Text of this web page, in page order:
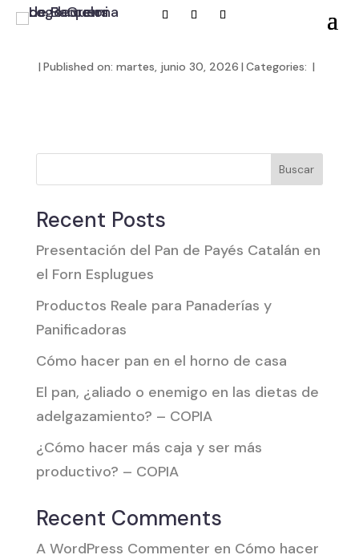
| Published on: martes, junio 30, 2026 | Categories: |
Buscar
Recent Posts
Presentación del Pan de Payés Catalán en
el Forn Esplugues
Productos Reale para Panaderías y
Panificadoras
Cómo hacer pan en el horno de casa
El pan, ¿aliado o enemigo en las dietas de
adelgazamiento? – COPIA
¿Cómo hacer más caja y ser más
productivo? – COPIA
Recent Comments
A WordPress Commenter en Cómo hacer